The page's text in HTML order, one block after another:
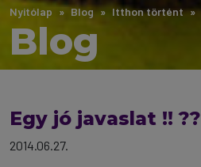
Nyitólap Blog Itthon történt
Blog
Egy jó javaslat !! ??
2014.06.27.